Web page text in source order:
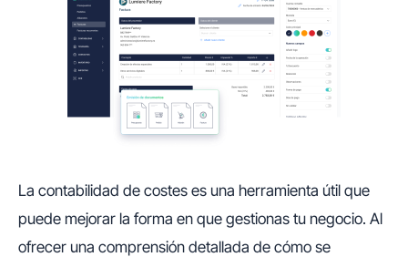
La contabilidad de costes es una herramienta útil que
puede mejorar la forma en que gestionas tu negocio. Al
ofrecer una comprensión detallada de cómo se